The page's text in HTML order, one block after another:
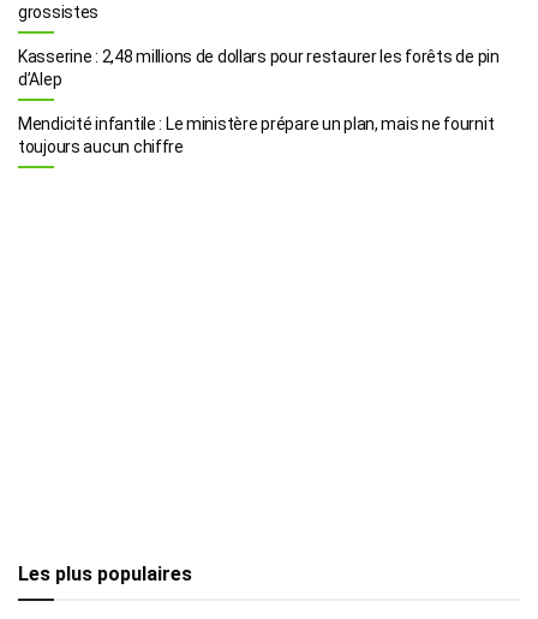
grossistes
Kasserine : 2,48 millions de dollars pour restaurer les forêts de pin
d’Alep
Mendicité infantile : Le ministère prépare un plan, mais ne fournit
toujours aucun chiffre
Les plus populaires